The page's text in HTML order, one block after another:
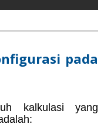
pada
kalkulasi yang